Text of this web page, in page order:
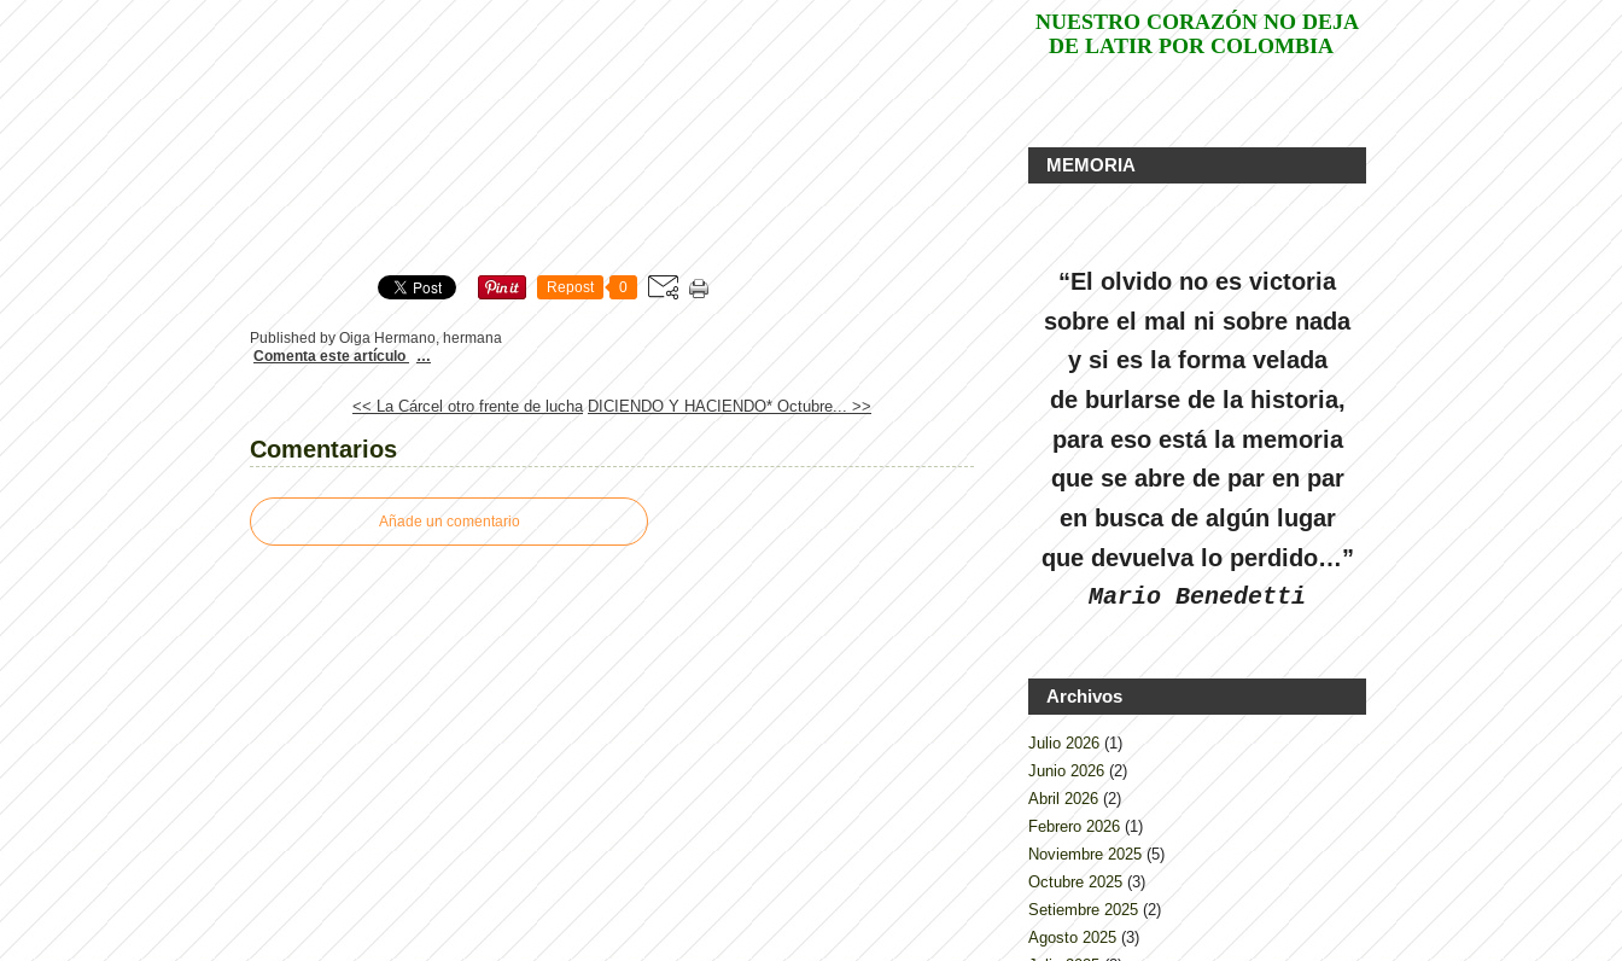
Repost 0
Published by Oiga Hermano, hermana
Comenta este artículo
…
<< La Cárcel otro frente de lucha DICIENDO Y HACIENDO* Octubre... >>
Comentarios
Añade un comentario
NUESTRO CORAZÓN NO DEJA
DE LATIR POR COLOMBIA
MEMORIA
“El olvido no es victoria
sobre el mal ni sobre nada
y si es la forma velada
de burlarse de la historia,
para eso está la memoria
que se abre de par en par
en busca de algún lugar
que devuelva lo perdido…”
Mario Benedetti
Archivos
Julio 2026 (1)
Junio 2026 (2)
Abril 2026 (2)
Febrero 2026 (1)
Noviembre 2025 (5)
Octubre 2025 (3)
Setiembre 2025 (2)
Agosto 2025 (3)